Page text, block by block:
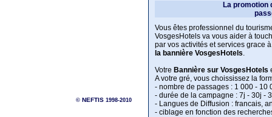
© NEFTIS1998-2010
La promotion
Vous êtes professionnel du
VosgesHotels va vous aider à
par vos activités et services grace
la bannière VosgesHotels.
Votre Bannière sur VosgesHotels
A votre gré, vous choississez la
- nombre de passages : 1 000 - 10
- durée de la campagne : 7j - 30j -
- Langues de Diffusion : francais,
- ciblage en fonction des